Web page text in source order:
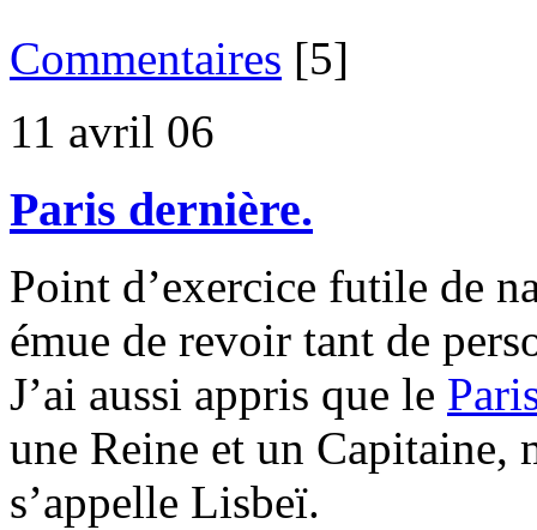
Commentaires [5]
11 avril 06
Paris dernière.
Point d’exercice futile de
émue de revoir tant de
J’ai aussi appris que le
une Reine et un Capitaine,
s’appelle Lisbeï.